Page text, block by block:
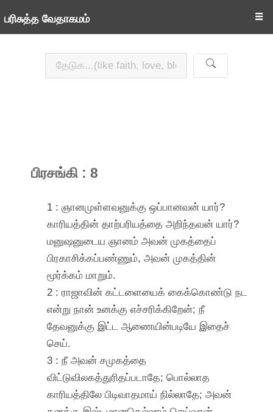
பரிசுத்த வேதாகமம் ☰
பிரசங்கி : 8
1 : ஞானமுள்ளவனுக்கு ஒப்பானவன் யார்?
காரியத்தின் தாற்பரியத்தை அறிந்தவன் யார்?
மனுஷனுடைய ஞானம் அவன் முகத்தைப்
பிரகாசிக்கப்பண்ணும், அவன் முகத்தின்
மூர்க்கம் மாறும்.
2 : ராஜாவின் கட்டளையைக் கைக்கொண்டு நட
என்று நான் உனக்கு எச்சரிக்கிறேன்; நீ
தேவனுக்கு இட்ட ஆணையின்படியே இதைச்
செய்.
3 : நீ அவன் சமுகத்தை
விட்டுவிலகத்துரிதப்படாதே; பொல்லாத
காரியத்திலே பிடிவாதமாய் நில்லாதே; அவன்